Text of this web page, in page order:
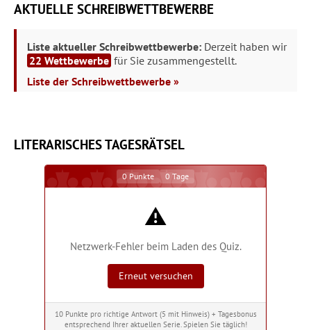
AKTUELLE SCHREIBWETTBEWERBE
Liste aktueller Schreibwettbewerbe: Derzeit haben wir
22 Wettbewerbe für Sie zusammengestellt.
Liste der Schreibwettbewerbe »
LITERARISCHES TAGESRÄTSEL
0 Punkte 0 Tage
⚠️
Netzwerk-Fehler beim Laden des Quiz.
Erneut versuchen
10 Punkte pro richtige Antwort (5 mit Hinweis) + Tagesbonus
entsprechend Ihrer aktuellen Serie. Spielen Sie täglich!